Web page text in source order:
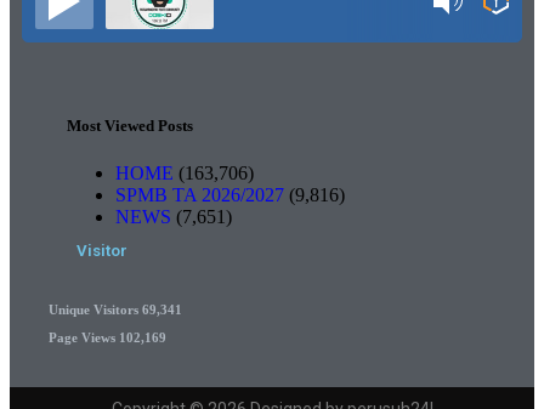
Most Viewed Posts
HOME (163,706)
SPMB TA 2026/2027 (9,816)
NEWS (7,651)
Visitor
Unique Visitors 69,341
Page Views 102,169